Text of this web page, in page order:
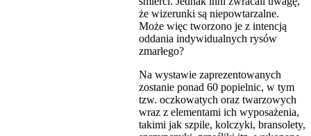
że wizerunki są niepowtarzalne.
Może więc tworzono je z intencją
oddania indywidualnych rysów
zmarłego?
Na wystawie zaprezentowanych
zostanie ponad 60 popielnic, w tym
tzw. oczkowatych oraz twarzowych
wraz z elementami ich wyposażenia,
takimi jak szpile, kolczyki, bransolety,